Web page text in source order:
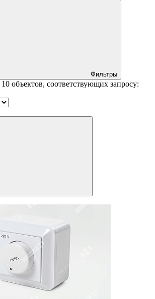
Фильтры
10 объектов, соответствующих запросу: